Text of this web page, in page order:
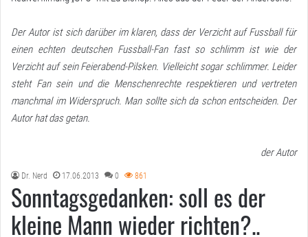
Der Autor ist sich darüber im klaren, dass der Verzicht auf Fussball für
einen echten deutschen Fussball-Fan fast so schlimm ist wie der
Verzicht auf sein Feierabend-Pilsken. Vielleicht sogar schlimmer. Leider
steht Fan sein und die Menschenrechte respektieren und vertreten
manchmal im Widerspruch. Man sollte sich da schon entscheiden. Der
Autor hat das getan.
der Autor
Dr. Nerd 17.06.2013 0 861
Sonntagsgedanken: soll es der
kleine Mann wieder richten?..